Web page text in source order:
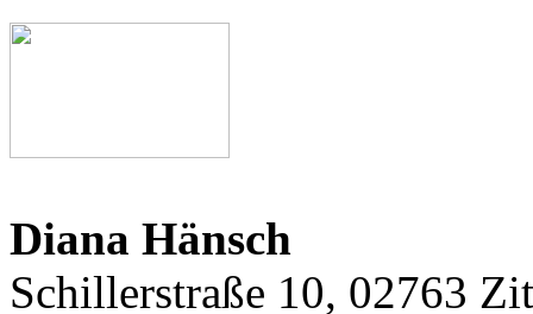
Diana Hänsch
Schillerstraße 10, 02763